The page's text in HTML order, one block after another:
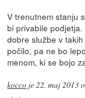
V trenutnem stanju
bi privabile
dobre službe v
počilo, pa ne bo
menom, ki se bojo
kocco je 22. maj 2013